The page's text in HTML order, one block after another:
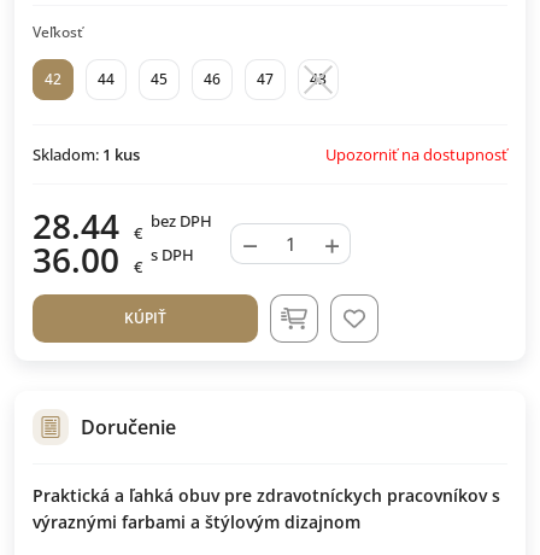
Veľkosť
42 44 45 46 47 43
Skladom: 1 kus Upozorniť na dostupnosť
28.44 €
bez DPH
36.00 €
s DPH − +
KÚPIŤ
Doručenie
Praktická a ľahká obuv pre zdravotníckych pracovníkov s
výraznými farbami a štýlovým dizajnom